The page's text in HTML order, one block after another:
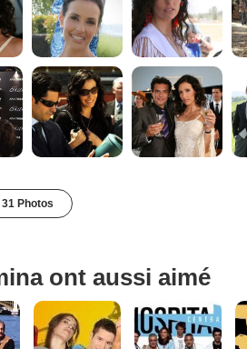
31 Photos
ont aussi aimé